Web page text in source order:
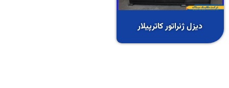
دیزل ژنراتور کاترپیلار